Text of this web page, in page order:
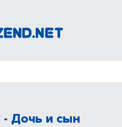
Дочь и сын